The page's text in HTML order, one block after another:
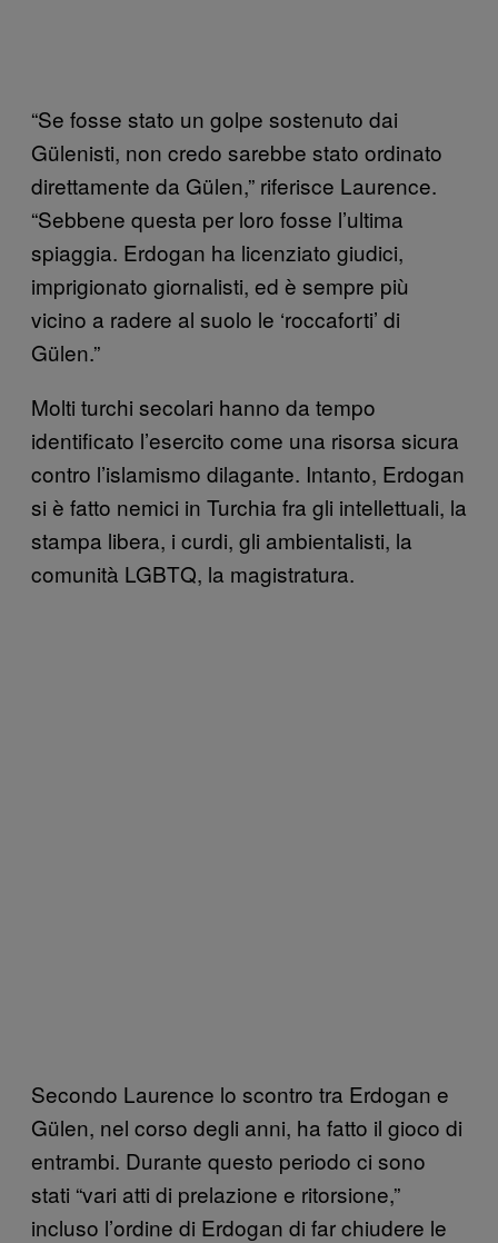
“Se fosse stato un golpe sostenuto dai
Gülenisti, non credo sarebbe stato ordinato
direttamente da Gülen,” riferisce Laurence.
“Sebbene questa per loro fosse l’ultima
spiaggia. Erdogan ha licenziato giudici,
imprigionato giornalisti, ed è sempre più
vicino a radere al suolo le ‘roccaforti’ di
Gülen.”
Molti turchi secolari hanno da tempo
identificato l’esercito come una risorsa sicura
contro l’islamismo dilagante. Intanto, Erdogan
si è fatto nemici in Turchia fra gli intellettuali, la
stampa libera, i curdi, gli ambientalisti, la
comunità LGBTQ, la magistratura.
Secondo Laurence lo scontro tra Erdogan e
Gülen, nel corso degli anni, ha fatto il gioco di
entrambi. Durante questo periodo ci sono
stati “vari atti di prelazione e ritorsione,”
incluso l’ordine di Erdogan di far chiudere le